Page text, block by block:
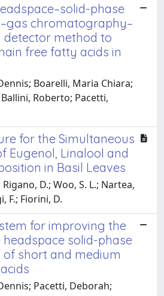
phase
chromatography–
detector method to
free fatty acids in
Boarelli, Maria Chiara;
Roberto; Pacetti,
for the Simultaneous
Eugenol, Linalool and
in Basil Leaves
D.; Woo, S. L.; Nartea,
F.; Fiorini, D.
for improving the
solid-phase
short and medium
Pacetti, Deborah;